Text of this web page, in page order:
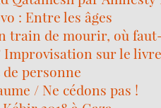
: Entre les âges
train de mourir, où
Improvisation sur le livre
personne
/ Ne cédons pas !